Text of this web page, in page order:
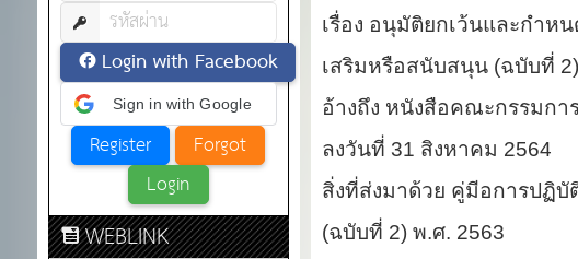
Login with Facebook
Sign in with Google
WEBLINK
เรื่อง อนุมัติยกเว้นและกำห
เสริมหรือสนับสนุน (ฉบับที่
อ้างถึง หนังสือคณะกรรมกา
ลงวันที่ 31 สิงหาคม 2564
สิ่งที่ส่งมาด้วย คู่มีอการปฏิ
(ฉบับที่ 2) พ.ศ. 2563